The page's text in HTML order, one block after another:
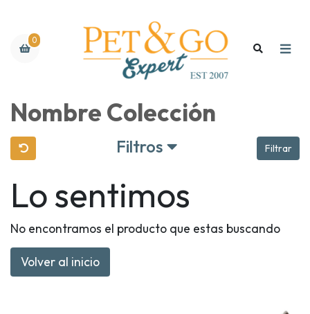
0
Nombre Colección
Filtros Filtrar
Lo sentimos
No encontramos el producto que estas buscando
Volver al inicio